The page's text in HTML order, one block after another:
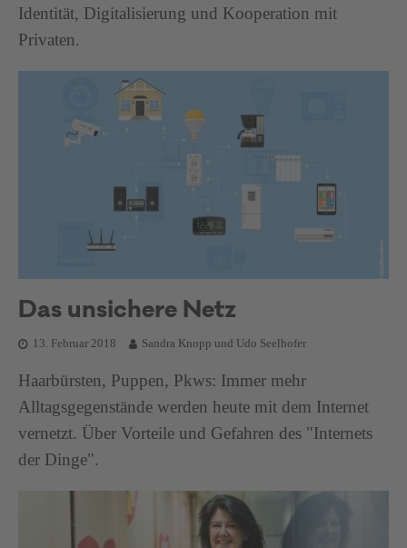
Identität, Digitalisierung und Kooperation mit
Privaten.
Das unsichere Netz
13. Februar 2018 Sandra Knopp und Udo Seelhofer
Haarbürsten, Puppen, Pkws: Immer mehr
Alltagsgegenstände werden heute mit dem Internet
vernetzt. Über Vorteile und Gefahren des "Internets
der Dinge".